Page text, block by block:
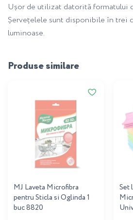
Ușor de utilizat datorită formatului
Șervețelele sunt disponibile în trei
luminoase.
Produse similare
MJ Laveta Microfibra
pentru Sticla si Oglinda 1
buc 8820
Set